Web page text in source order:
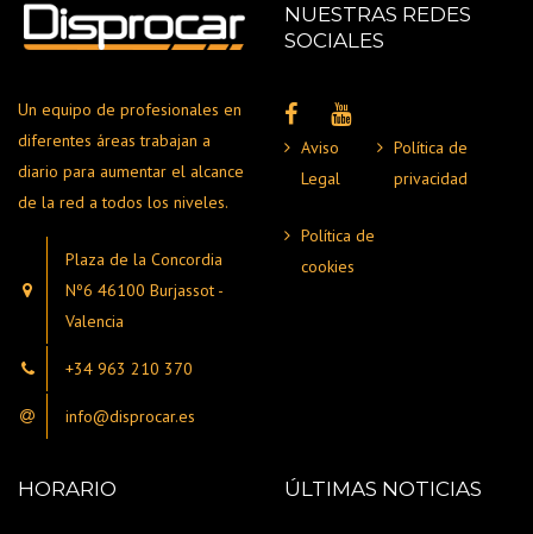
Un equipo de profesionales en
diferentes áreas trabajan a
diario para aumentar el alcance
de la red a todos los niveles.
Plaza de la Concordia
Nº6 46100 Burjassot -
Valencia
+34 963 210 370
info@disprocar.es
NUESTRAS REDES
SOCIALES
Aviso
Legal
Política de
privacidad
Política de
cookies
HORARIO ÚLTIMAS NOTICIAS